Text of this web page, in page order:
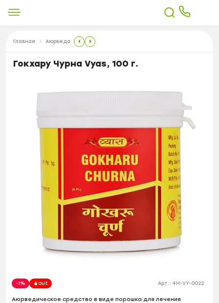
Главная Аюрведа
Гокхару Чурна Vyas, 100 г.
-1% out Арт.: 4H-VY-0022
Аюрведическое средство в виде порошка для лечения